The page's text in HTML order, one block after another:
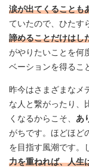
涙が出てくることも
ていたので、ひたす
諦めることだけはし
がやりたいことを何
ベーションを得るこ
昨今はさまざまなメ
な人と繋がったり、
くなるからこそ、 あ
がちです。ほどほど
を目指す風潮です。
力を重ねれば、人生